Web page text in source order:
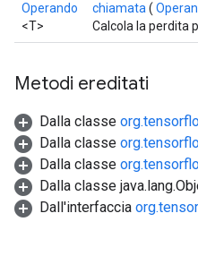
Operando
<T>
chiamata (
Calcola la perdita
Metodi ereditati
Dalla classe
Dalla classe
Dalla classe
Dalla classe
Dall'interfaccia